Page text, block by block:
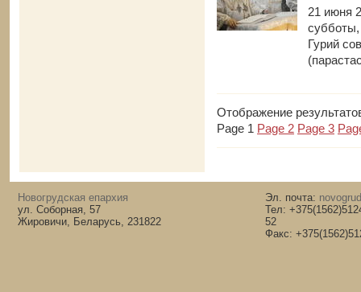
21 июня
субботы,
Гурий
Отображение
Page 1 Page 2 Page 3
Новогрудская епархия
ул. Соборная, 57
Жировичи, Беларусь, 231822
Эл. почта:
Тел:
52
Факс: